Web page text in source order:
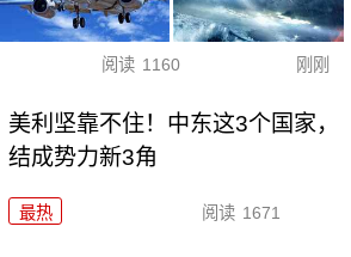
阅读 1160 刚刚
美利坚靠不住！中东这3个国家，
结成势力新3角
最热 阅读 1671